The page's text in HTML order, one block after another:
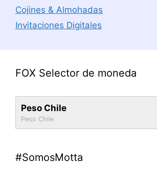
Cojines & Almohadas
Invitaciones Digitales
FOX Selector de moneda
Peso Chile
Peso Chile
#SomosMotta